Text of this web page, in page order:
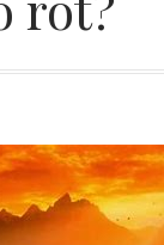
©Mieke